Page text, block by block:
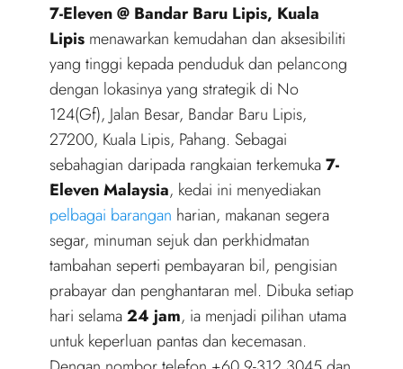
7-Eleven @ Bandar Baru Lipis, Kuala
Lipis menawarkan kemudahan dan aksesibiliti
yang tinggi kepada penduduk dan pelancong
dengan lokasinya yang strategik di No
124(Gf), Jalan Besar, Bandar Baru Lipis,
27200, Kuala Lipis, Pahang. Sebagai
sebahagian daripada rangkaian terkemuka7-
Eleven Malaysia, kedai ini menyediakan
pelbagai barangan harian, makanan segera
segar, minuman sejuk dan perkhidmatan
tambahan seperti pembayaran bil, pengisian
prabayar dan penghantaran mel. Dibuka setiap
hari selama24 jam, ia menjadi pilihan utama
untuk keperluan pantas dan kecemasan.